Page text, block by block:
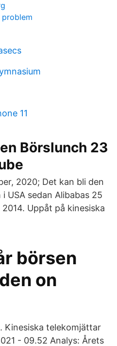
11
Börslunch 23
2020; Det kan bli den
USA sedan Alibabas 25
Uppåt på kinesiska
börsen
on
Kinesiska telekomjättar
- 09.52 Analys: Årets